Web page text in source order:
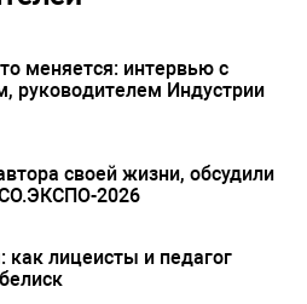
меняется: интервью с
руководителем Индустрии
своей жизни, обсудили
2026
лицеисты и педагог